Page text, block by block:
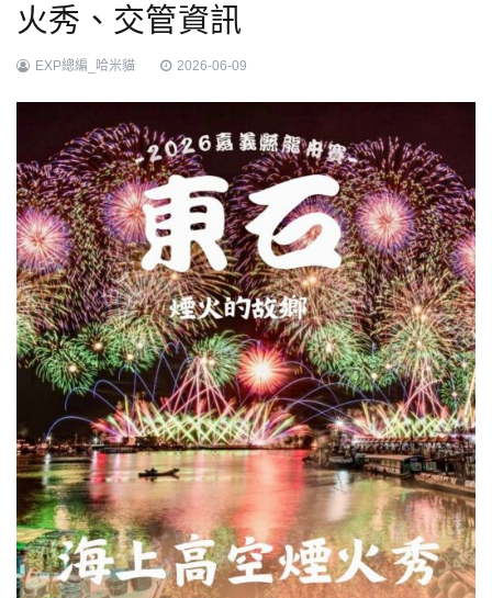
火秀、交管資訊
EXP總編_哈米貓 2026-06-09